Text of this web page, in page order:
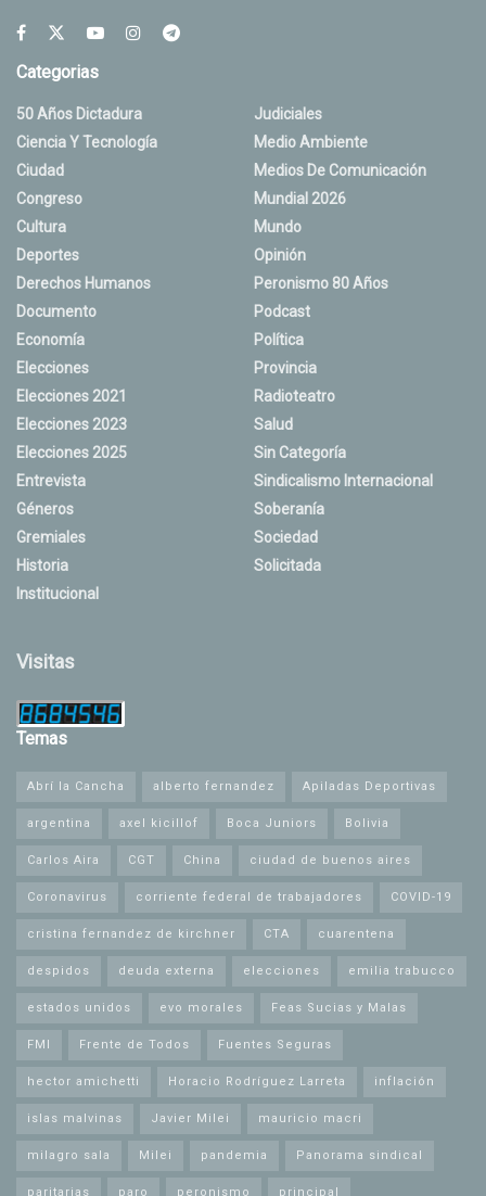
Categorias
50 Años Dictadura
Ciencia Y Tecnología
Ciudad
Congreso
Cultura
Deportes
Derechos Humanos
Documento
Economía
Elecciones
Elecciones 2021
Elecciones 2023
Elecciones 2025
Entrevista
Géneros
Gremiales
Historia
Institucional
Judiciales
Medio Ambiente
Medios De Comunicación
Mundial 2026
Mundo
Opinión
Peronismo 80 Años
Podcast
Política
Provincia
Radioteatro
Salud
Sin Categoría
Sindicalismo Internacional
Soberanía
Sociedad
Solicitada
Visitas
Temas
Abrí la Cancha alberto fernandez Apiladas Deportivas
argentina axel kicillof Boca Juniors Bolivia
Carlos Aira CGT China ciudad de buenos aires
Coronavirus corriente federal de trabajadores COVID-19
cristina fernandez de kirchner CTA cuarentena
despidos deuda externa elecciones emilia trabucco
estados unidos evo morales Feas Sucias y Malas
FMI Frente de Todos Fuentes Seguras
hector amichetti Horacio Rodríguez Larreta inflación
islas malvinas Javier Milei mauricio macri
milagro sala Milei pandemia Panorama sindical
paritarias paro peronismo principal